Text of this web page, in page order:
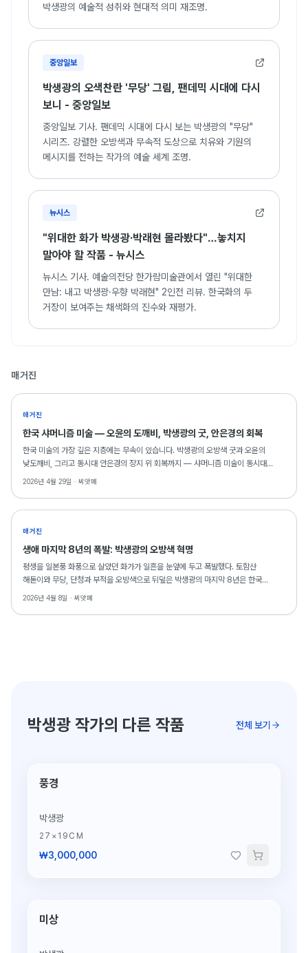
박생광의 예술적 성취와 현대적 의미 재조명.
중앙일보
박생광의 오색찬란 '무당' 그림, 팬데믹 시대에 다시
보니 - 중앙일보
중앙일보 기사. 팬데믹 시대에 다시 보는 박생광의 "무당"
시리즈. 강렬한 오방색과 무속적 도상으로 치유와 기원의
메시지를 전하는 작가의 예술 세계 조명.
뉴시스
"위대한 화가 박생광·박래현 몰라봤다"…놓치지
말아야 할 작품 - 뉴시스
뉴시스 기사. 예술의전당 한가람미술관에서 열린 "위대한
만남: 내고 박생광·우향 박래현" 2인전 리뷰. 한국화의 두
거장이 보여주는 채색화의 진수와 재평가.
매거진
매거진
한국 샤머니즘 미술 — 오윤의 도깨비, 박생광의 굿, 안은경의 회복
한국 미술의 가장 깊은 지층에는 무속이 있습니다. 박생광의 오방색 굿과 오윤의
낮도깨비, 그리고 동시대 안은경의 장지 위 회복까지 — 샤머니즘 미술이 동시대
거실에서도 의미를 갖는 이유를 씨앗페 소장 작품으로 읽습니다.
2026년 4월 29일 · 씨앗페
매거진
생애 마지막 8년의 폭발: 박생광의 오방색 혁명
평생을 일본풍 화풍으로 살았던 화가가 일흔을 눈앞에 두고 폭발했다. 토함산
해돋이와 무당, 단청과 부적을 오방색으로 뒤덮은 박생광의 마지막 8년은 한국
현대미술의 가장 극적인 전환 중 하나로 기록된다. SAF 2026에는 그의 드로잉
2026년 4월 8일 · 씨앗페
박생광 작가의 다른 작품 전체 보기
풍경
박생광
27×19CM
₩3,000,000
미상